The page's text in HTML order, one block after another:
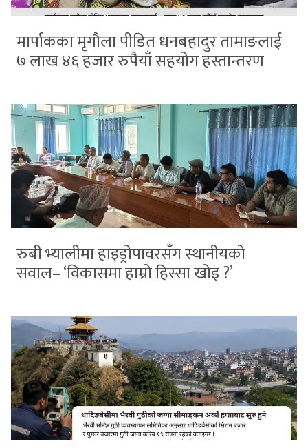
मार्पाकका मृगौला पीडित धनबहादुर तामाङलाई
७ लाख ४६ हजार रुपैयाँ सहयोग हस्तान्तरण
रुबी भ्यालीमा हाइड्रोपावरसँग स्थानीयको
सवाल– ‘विकासमा हाम्रो हिस्सा खोइ ?’